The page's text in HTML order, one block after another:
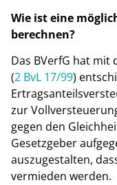
Wie ist eine
berechnen?
Das BVerfG hat mit
(2 BvL 17/99)
zur
gegen den
Gesetzgeber
auszugestalten,
vermieden werden.